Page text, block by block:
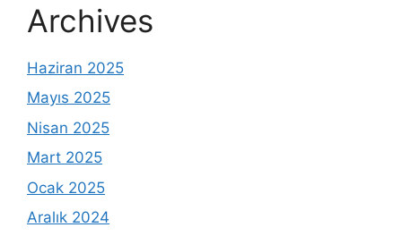
Archives
Haziran 2025
Mayıs 2025
Nisan 2025
Mart 2025
Ocak 2025
Aralık 2024